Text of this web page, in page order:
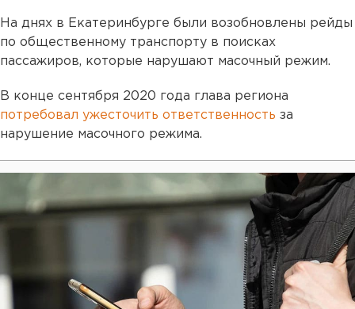
На днях в Екатеринбурге были возобновлены рейды
по общественному транспорту в поисках
пассажиров, которые нарушают масочный режим.
В конце сентября 2020 года глава региона
потребовал ужесточить ответственность за
нарушение масочного режима.